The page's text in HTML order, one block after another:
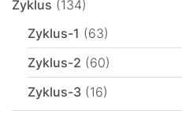
Zyklus (134)
Zyklus-1 (63)
Zyklus-2 (60)
Zyklus-3 (16)